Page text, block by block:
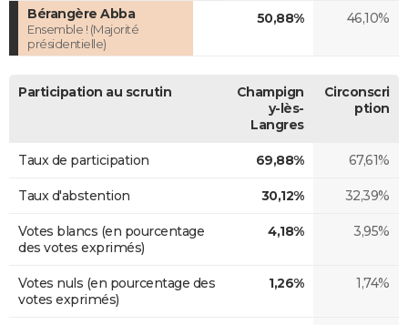
Bérangère Abba
Ensemble ! (Majorité
présidentielle)
50,88% 46,10%
Participation au scrutin
Champign
y-lès-
Langres
Circonscri
ption
Taux de participation 69,88% 67,61%
Taux d'abstention 30,12% 32,39%
Votes blancs (en pourcentage
des votes exprimés)
4,18% 3,95%
Votes nuls (en pourcentage des
votes exprimés)
1,26% 1,74%